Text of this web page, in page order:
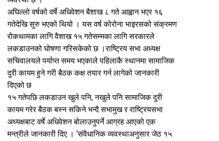
अघिल्लो वर्षको वर्षे अधिवेशन बैशाख ८ गते आह्वान भएर १६
गतेदेखि सुरु भएको थियो । यस वर्ष कोरोना भाइरसको संक्रमण
रोकथामका लागि वैशाख १५ गतेसम्मका लागि सरकारले
लकडाउनको घोषणा गरिसकेको छ ।राष्ट्रिय सभा अध्यक्ष
सचिवालयले पर्याप्त समय भएकाले पहिलाकै स्थानमा सामाजिक
दुरी कायम हुने गरी बैठक कक्ष तयार गर्न लागेको जानकारी
दिएको छ
१५ गतेपछि लकडाउन खुले पनि, नखुले पनि सामाजिक दुरी
कायम गरेर बैठक बस्न सकिने भन्दै सभामुख र राष्ट्रियसभा
अध्यक्षबाट वर्षे अधिवेशन बोलाउनुपर्ने आग्रह आएको एक
मन्त्रीले जानकारी दिए । ‘संवैधानिक व्यवस्थाअनुसार जेठ १५